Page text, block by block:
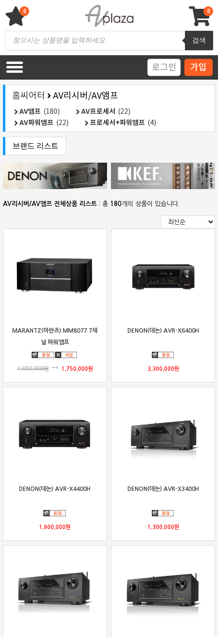
content
AV 플라자
하이파이 / 홈씨어터 전문 쇼핑몰
Products
search
검색
0
0
로그인 가입
보상판매 가격흥정 온라인 상담
홈씨어터 AV리시버/AV앰프
AV앰프 (180) AV프로세서 (22)
AV파워앰프 (22) 프로세서+파워앰프 (4)
브랜드 리스트
AV리시버/AV앰프 전체상품 리스트: 총 180개의 상품이 있습니다.
MARANTZ(마란츠) MM8077 7채
널 파워앰프
1,850,000원 1,750,000원
DENON(데논) AVR-X6400H
3,300,000원
DENON(데논) AVR-X4400H
1,900,000원
DENON(데논) AVR-X3400H
1,300,000원